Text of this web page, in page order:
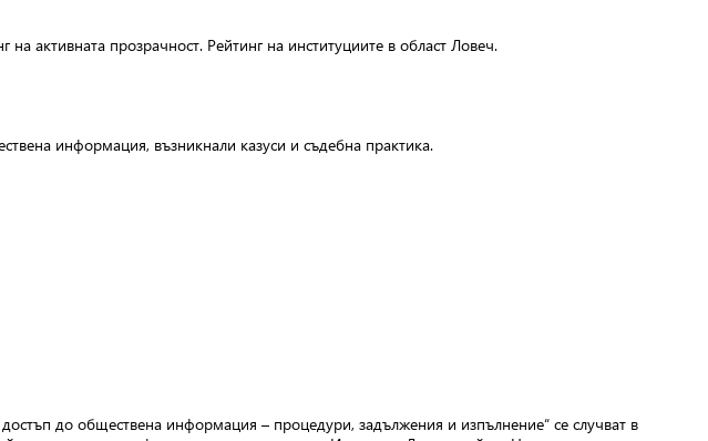
активната прозрачност. Рейтинг на институциите в област Ловеч.
информация, възникнали казуси и съдебна практика.
до обществена информация – процедури, задължения и изпълнение“ се случват в